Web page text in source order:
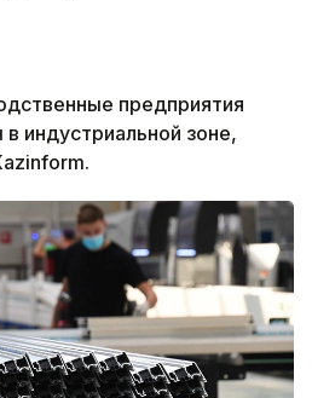
предприятия
индустриальной зоне,